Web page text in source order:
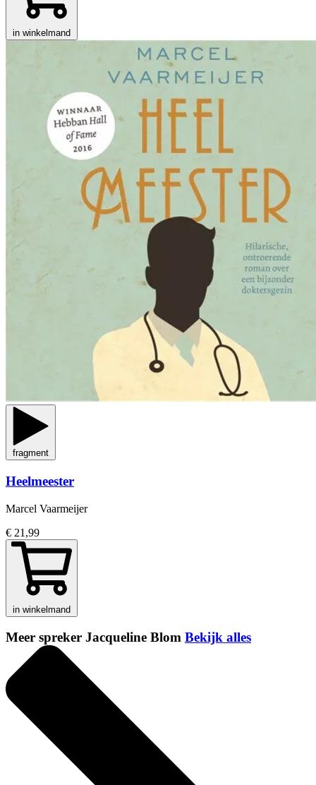
in winkelmand
fragment
Heelmeester
Marcel Vaarmeijer
€ 21,99
in winkelmand
Meer spreker Jacqueline Blom Bekijk alles